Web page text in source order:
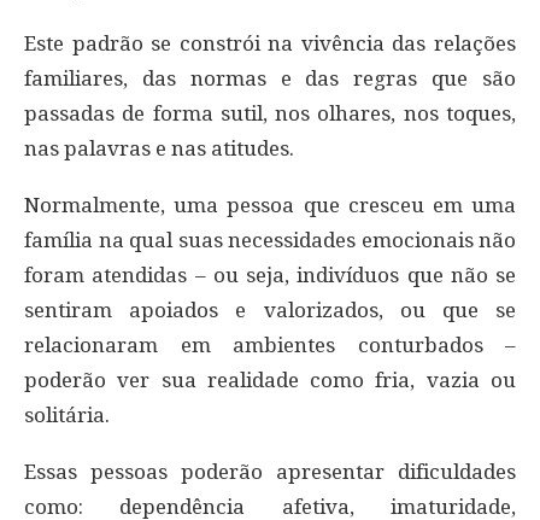
Este padrão se constrói na vivência das relações
familiares, das normas e das regras que são
passadas de forma sutil, nos olhares, nos toques,
nas palavras e nas atitudes.
Normalmente, uma pessoa que cresceu em uma
família na qual suas necessidades emocionais não
foram atendidas – ou seja, indivíduos que não se
sentiram apoiados e valorizados, ou que se
relacionaram em ambientes conturbados –
poderão ver sua realidade como fria, vazia ou
solitária.
Essas pessoas poderão apresentar dificuldades
como: dependência afetiva, imaturidade,